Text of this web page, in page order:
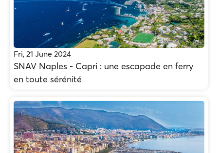
Fri, 21 June 2024
SNAV Naples - Capri : une escapade en ferry
en toute sérénité